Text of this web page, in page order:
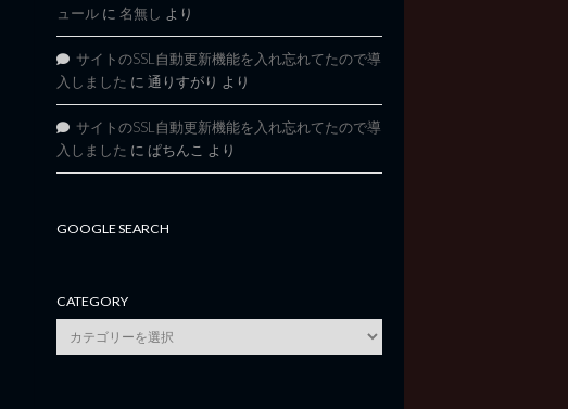
ュール に 名無し より
サイトのSSL自動更新機能を入れ忘れてたので導
入しました に 通りすがり より
サイトのSSL自動更新機能を入れ忘れてたので導
入しました に ぱちんこ より
GOOGLE SEARCH
CATEGORY
category